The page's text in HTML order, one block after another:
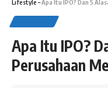
Lifestyle –Apa Itu IPO? Dan 5
Apa Itu IPO?
Perusahaan